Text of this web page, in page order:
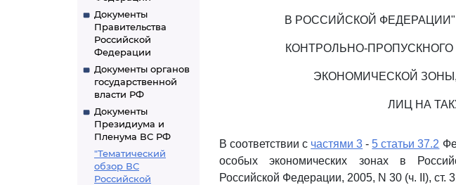
Документы
Правительства
Российской
Федерации
Документы органов
государственной
власти РФ
Документы
Президиума и
Пленума ВС РФ
"Тематический
обзор ВС
Российской
В РОССИЙСКОЙ
КОНТРОЛЬНО-
ЭКОНОМИЧЕСКОЙ
ЛИЦ НА
В соответствии с частями 3 - 5 статьи 37.2
особых экономических зонах в
Российской Федерации, 2005, N 30 (ч. II), ст.